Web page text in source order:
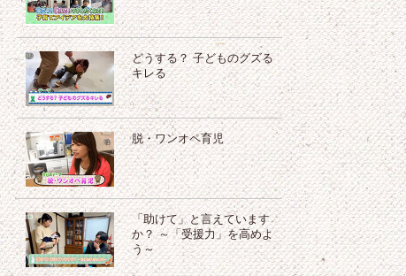
どうする？ 子どものグズる
キレる
脱・ワンオペ育児
「助けて」と言えています
か？ ～「受援力」を高めよ
う～